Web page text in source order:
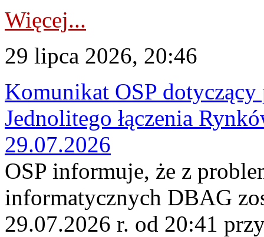
Więcej...
29 lipca 2026, 20:46
Komunikat OSP
Jednolitego łączenia
29.07.2026
OSP informuje, że z
informatycznych DBAG
29.07.2026 r. od 20:41